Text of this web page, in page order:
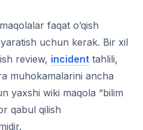
faqat o’qish
uchun kerak. Bir xil
review, incident tahlili,
muhokamalarini ancha
yaxshi wiki maqola “bilim
qabul qilish